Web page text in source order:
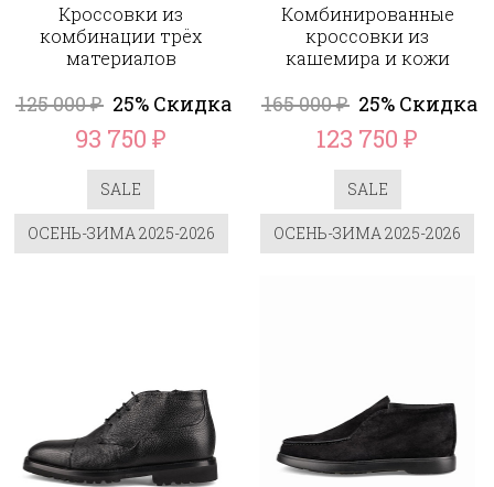
Кроссовки из
комбинации трёх
материалов
125 000₽ 25% Скидка
93 750₽
SALE
ОСЕНЬ-ЗИМА 2025-2026
Комбинированные
кроссовки из
кашемира и кожи
165 000₽ 25% Скидка
123 750₽
SALE
ОСЕНЬ-ЗИМА 2025-2026